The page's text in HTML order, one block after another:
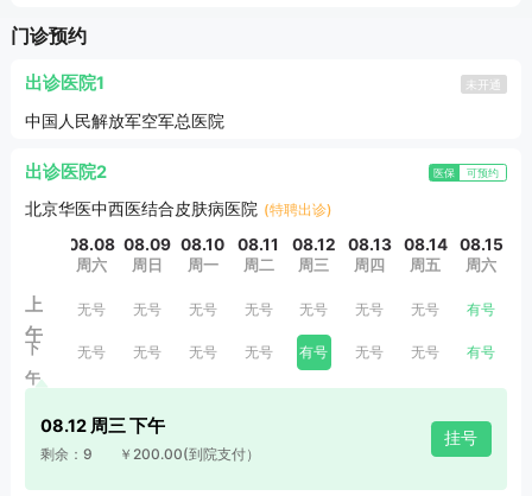
门诊预约
出诊医院1 未开通
中国人民解放军空军总医院
出诊医院2 医保 可预约
北京华医中西医结合皮肤病医院 (特聘出诊)
上
午
下
午
08.08
周六
无号
无号
08.09
周日
无号
无号
08.10
周一
无号
无号
08.11
周二
无号
无号
08.12
周三
无号
有号
08.13
周四
无号
无号
08.14
周五
无号
无号
08.15
周六
有号
有号
08.12 周三 下午
剩余：9 ￥200.00(到院支付）
挂号